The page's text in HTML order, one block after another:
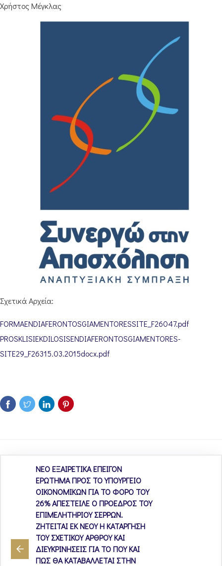
Χρήστος Μέγκλας
Σχετικά Αρχεία:
FORMAENDIAFERONTOSGIAMENTORESSITE_F26047.pdf
PROSKLISIEKDILOSISENDIAFERONTOSGIAMENTORES-
SITE29_F26315.03.2015docx.pdf
ΝΕΟ ΕΞΑΙΡΕΤΙΚΑ ΕΠΕΙΓΟΝ
ΕΡΩΤΗΜΑ ΠΡΟΣ ΤΟ ΥΠΟΥΡΓΕΙΟ
ΟΙΚΟΝΟΜΙΚΩΝ ΓΙΑ ΤΟ ΦΟΡΟ ΤΟΥ
26% ΑΠΕΣΤΕΙΛΕ Ο ΠΡΟΕΔΡΟΣ ΤΟΥ
ΕΠΙΜΕΛΗΤΗΡΙΟΥ ΣΕΡΡΩΝ.
ΖΗΤΕΙΤΑΙ ΕΚ ΝΕΟΥ Η ΚΑΤΑΡΓΗΣΗ
ΤΟΥ ΣΧΕΤΙΚΟΥ ΑΡΘΡΟΥ ΚΑΙ
ΔΙΕΥΚΡΙΝΗΣΕΙΣ ΓΙΑ ΤΟ ΠΟΥ ΚΑΙ
ΠΩΣ ΘΑ ΚΑΤΑΒΑΛΛΕΤΑΙ ΣΤΗΝ